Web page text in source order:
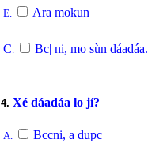
E. Ara mokun
C. Bc| ni, mo sùn dáadáa.
4. Xé dáadáa lo jí?
A. Bccni, a dupc